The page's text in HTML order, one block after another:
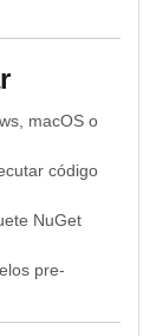
macOS o
código
NuGet
pre-